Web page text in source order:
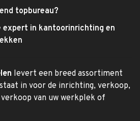
topbureau?
expert in kantoorinrichting en
levert een breed assortiment
in voor de inrichting, verkoop,
van uw werkplek of